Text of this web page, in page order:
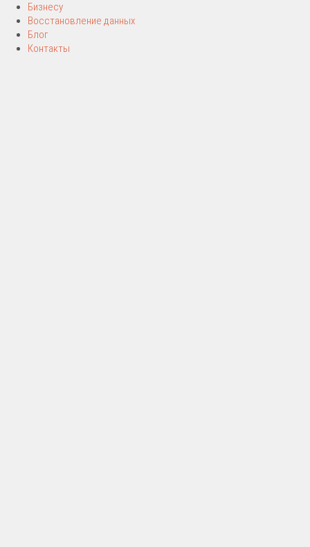
Бизнесу
Восстановление данных
Блог
Контакты